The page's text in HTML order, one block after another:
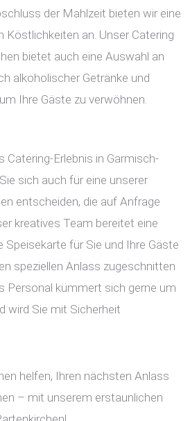
der Mahlzeit bieten wir eine
Köstlichkeiten an. Unser Catering
bietet auch eine Auswahl an
alkoholischer Getränke und
Ihre Gäste zu verwöhnen.
Catering-Erlebnis in Garmisch-
sich auch für eine unserer
entscheiden, die auf Anfrage
kreatives Team bereitet eine
Speisekarte für Sie und Ihre Gäste
speziellen Anlass zugeschnitten
Personal kümmert sich gerne um
wird Sie mit Sicherheit
helfen, Ihren nächsten Anlass
– mit unserem erstaunlichen